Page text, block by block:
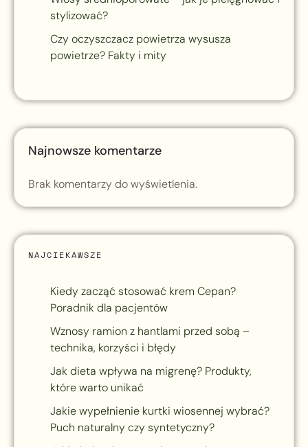
stylizować?
Czy oczyszczacz powietrza wysusza
powietrze? Fakty i mity
Najnowsze komentarze
Brak komentarzy do wyświetlenia.
NAJCIEKAWSZE
Kiedy zacząć stosować krem Cepan?
Poradnik dla pacjentów
Wznosy ramion z hantlami przed sobą –
technika, korzyści i błędy
Jak dieta wpływa na migrenę? Produkty,
które warto unikać
Jakie wypełnienie kurtki wiosennej wybrać?
Puch naturalny czy syntetyczny?